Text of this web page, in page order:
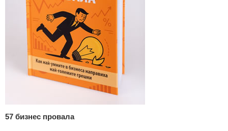
57 бизнес провала